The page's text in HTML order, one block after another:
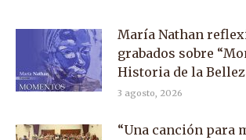
María Nathan
grabados sobre
Historia de la
3 agosto, 2026
“Una canción para